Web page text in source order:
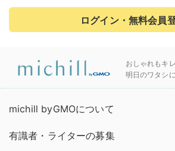
ログイン・無料会員
おしゃれもキレ
明日のワタシ
michill byGMOについて
有識者・ライターの募集